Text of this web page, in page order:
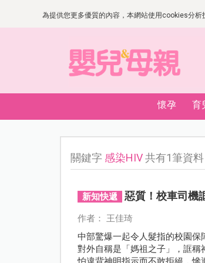
為提供您更多優質的內容，本網站使用cookies分
懷孕 育
關鍵字 感染HIV共有1筆資料
新知快遞 惡質！校車司機
作者： 王佳琦
中部驚爆一起令人髮指的校園保
對外自稱是「媽祖之子」，誆